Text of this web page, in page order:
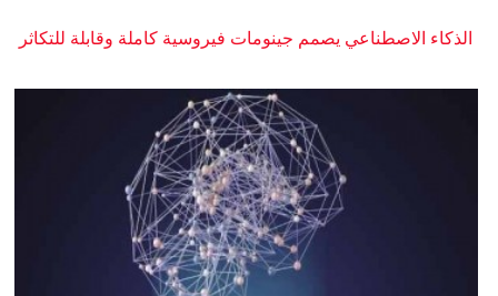
الذكاء الاصطناعي يصمم جينومات فيروسية كاملة وقابلة للتكاثر